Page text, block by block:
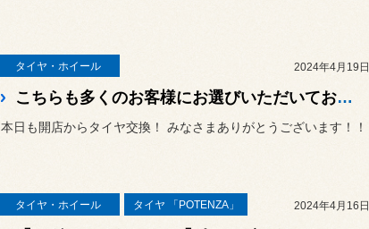
タイヤ・ホイール 2024年4月19日
こちらも多くのお客様にお選びいただいております【エコピアNH200/200C】
本日も開店からタイヤ交換！ みなさまありがとうございます！！
タイヤ・ホイール タイヤ 「POTENZA」 2024年4月16日